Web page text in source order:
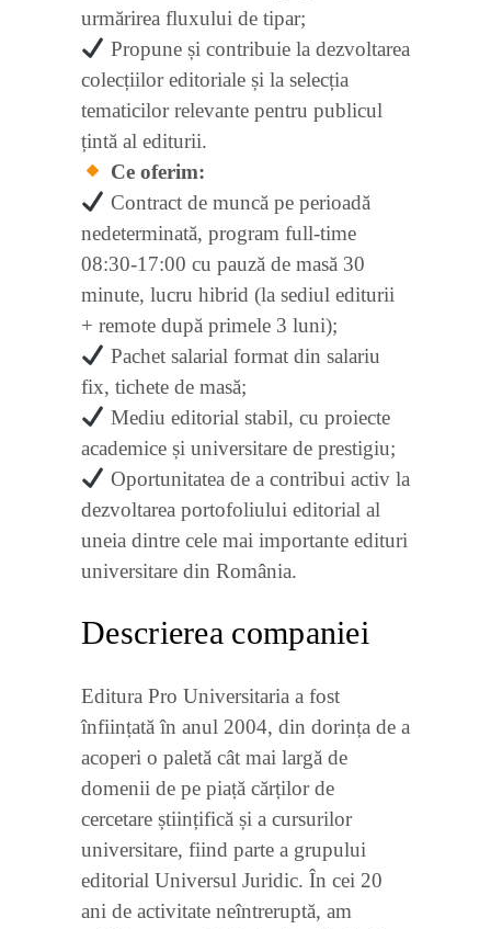
urmărirea fluxului de tipar;
Propune și contribuie la dezvoltarea
colecțiilor editoriale și la selecția
tematicilor relevante pentru publicul
țintă al editurii.
Ce oferim:
Contract de muncă pe perioadă
nedeterminată, program full-time
08:30-17:00 cu pauză de masă 30
minute, lucru hibrid (la sediul editurii
+ remote după primele 3 luni);
Pachet salarial format din salariu
fix, tichete de masă;
Mediu editorial stabil, cu proiecte
academice și universitare de prestigiu;
Oportunitatea de a contribui activ la
dezvoltarea portofoliului editorial al
uneia dintre cele mai importante edituri
universitare din România.
Descrierea companiei
Editura Pro Universitaria a fost
înființată în anul 2004, din dorința de a
acoperi o paletă cât mai largă de
domenii de pe piață cărților de
cercetare științifică și a cursurilor
universitare, fiind parte a grupului
editorial Universul Juridic. În cei 20
ani de activitate neîntreruptă, am